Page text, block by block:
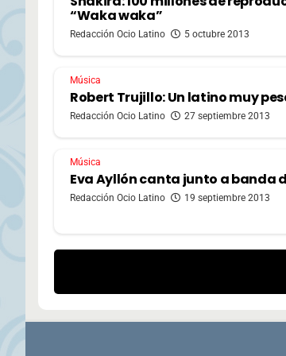
“Waka waka”
Redacción Ocio Latino 5 octubre 2013
Música
Robert Trujillo: Un latino muy
Redacción Ocio Latino 27 septiembre 2013
Música
Eva Ayllón canta junto a banda
Redacción Ocio Latino 19 septiembre 2013